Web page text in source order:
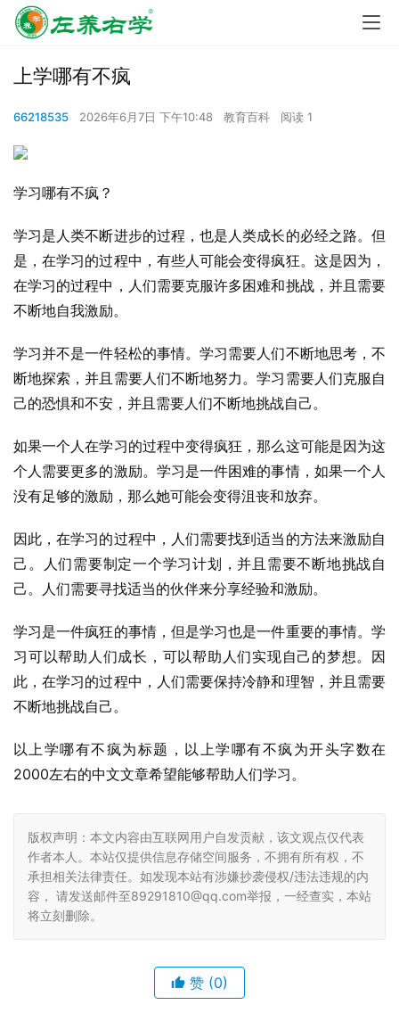
上学哪有不疯
66218535 2026年6月7日 下午10:48 教育百科 阅读 1
学习哪有不疯？
学习是人类不断进步的过程，也是人类成长的必经之路。但
是，在学习的过程中，有些人可能会变得疯狂。这是因为，
在学习的过程中，人们需要克服许多困难和挑战，并且需要
不断地自我激励。
学习并不是一件轻松的事情。学习需要人们不断地思考，不
断地探索，并且需要人们不断地努力。学习需要人们克服自
己的恐惧和不安，并且需要人们不断地挑战自己。
如果一个人在学习的过程中变得疯狂，那么这可能是因为这
个人需要更多的激励。学习是一件困难的事情，如果一个人
没有足够的激励，那么她可能会变得沮丧和放弃。
因此，在学习的过程中，人们需要找到适当的方法来激励自
己。人们需要制定一个学习计划，并且需要不断地挑战自
己。人们需要寻找适当的伙伴来分享经验和激励。
学习是一件疯狂的事情，但是学习也是一件重要的事情。学
习可以帮助人们成长，可以帮助人们实现自己的梦想。因
此，在学习的过程中，人们需要保持冷静和理智，并且需要
不断地挑战自己。
以上学哪有不疯为标题，以上学哪有不疯为开头字数在
2000左右的中文文章希望能够帮助人们学习。
版权声明：本文内容由互联网用户自发贡献，该文观点仅代表
作者本人。本站仅提供信息存储空间服务，不拥有所有权，不
承担相关法律责任。如发现本站有涉嫌抄袭侵权/违法违规的内
容， 请发送邮件至89291810@qq.com举报，一经查实，本站
将立刻删除。
赞 (0)